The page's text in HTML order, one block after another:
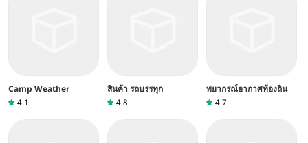
Camp Weather
4.1
สินค้า รถบรรทุก
4.8
พยากรณ์อากาศท้องถิ่น
4.7